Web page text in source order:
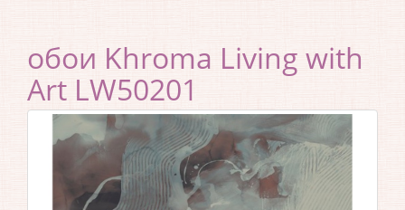
обои Khroma Living with
Art LW50201